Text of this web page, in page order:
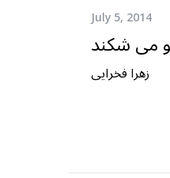
July 5, 2014
می شکند
زهرا فخرایی